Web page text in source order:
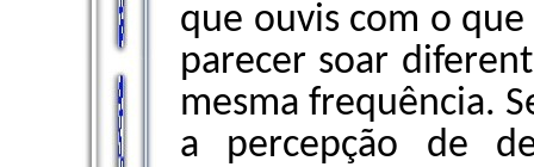
que ouvis com o
parecer soar
mesma frequência.
a percepção de